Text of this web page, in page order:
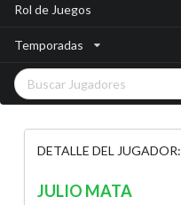
Rol de Juegos
Temporadas
DETALLE DEL JUGADOR:
JULIO MATA